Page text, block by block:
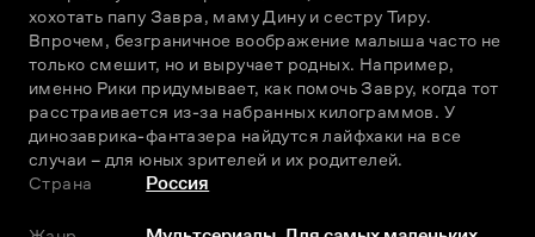
хохотать папу Завра, маму Дину и сестру Тиру.
Впрочем, безграничное воображение малыша часто не
только смешит, но и выручает родных. Например,
именно Рики придумывает, как помочь Завру, когда тот
расстраивается из-за набранных килограммов. У
динозаврика-фантазера найдутся лайфхаки на все
случаи – для юных зрителей и их родителей.
Страна
Россия